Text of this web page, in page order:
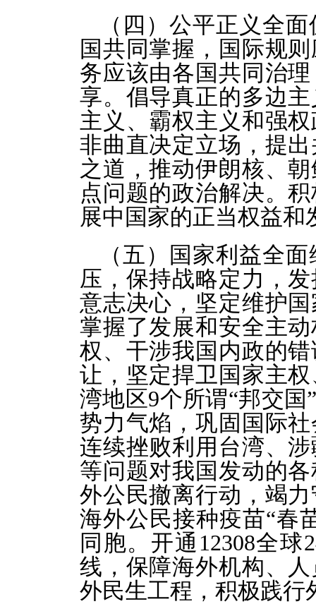
（四）公平正义全
国共同掌握，国际规
务应该由各国共同治
享。倡导真正的多边
主义、霸权主义和强
非曲直决定立场，提
之道，推动伊朗核、
点问题的政治解决。
展中国家的正当权益和
（五）国家利益全
压，保持战略定力，
意志决心，坚定维护
掌握了发展和安全主
权、干涉我国内政的
让，坚定捍卫国家主
湾地区9个所谓“邦交国
势力气焰，巩固国际
连续挫败利用台湾、
等问题对我国发动的
外公民撤离行动，竭
海外公民接种疫苗“春
同胞。开通12308全
线，保障海外机构、
外民生工程，积极践行